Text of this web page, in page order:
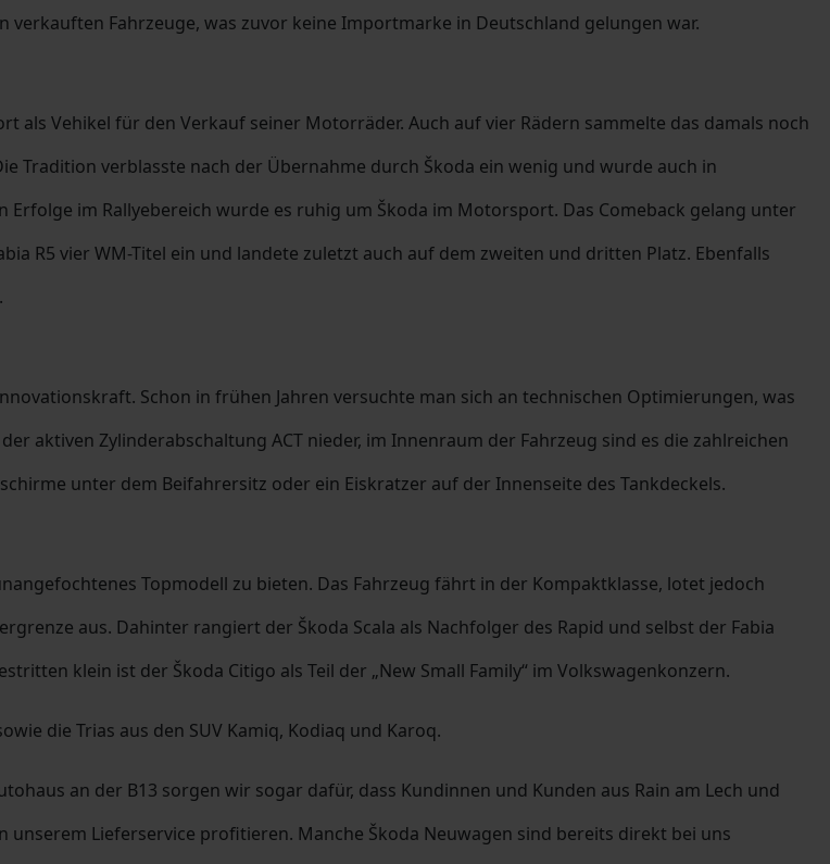
Fahrzeuge, was zuvor keine Importmarke in Deutschland gelungen war.
Vehikel für den Verkauf seiner Motorräder. Auch auf vier Rädern sammelte das damals noch
Tradition verblasste nach der Übernahme durch Škoda ein wenig und wurde auch in
im Rallyebereich wurde es ruhig um Škoda im Motorsport. Das Comeback gelang unter
R5 vier WM-Titel ein und landete zuletzt auch auf dem zweiten und dritten Platz. Ebenfalls
Schon in frühen Jahren versuchte man sich an technischen Optimierungen, was
aktiven Zylinderabschaltung ACT nieder, im Innenraum der Fahrzeug sind es die zahlreichen
unter dem Beifahrersitz oder ein Eiskratzer auf der Innenseite des Tankdeckels.
Topmodell zu bieten. Das Fahrzeug fährt in der Kompaktklasse, lotet jedoch
aus. Dahinter rangiert der Škoda Scala als Nachfolger des Rapid und selbst der Fabia
klein ist der Škoda Citigo als Teil der „New Small Family“ im Volkswagenkonzern.
die Trias aus den SUV Kamiq, Kodiaq und Karoq.
an der B13 sorgen wir sogar dafür, dass Kundinnen und Kunden aus Rain am Lech und
Lieferservice profitieren. Manche Škoda Neuwagen sind bereits direkt bei uns